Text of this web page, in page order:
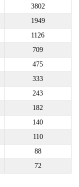
3802
1949
1126
709
475
333
243
182
140
110
88
72